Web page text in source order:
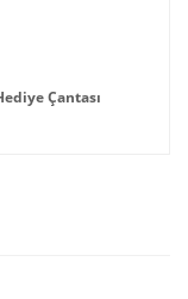
Çantası